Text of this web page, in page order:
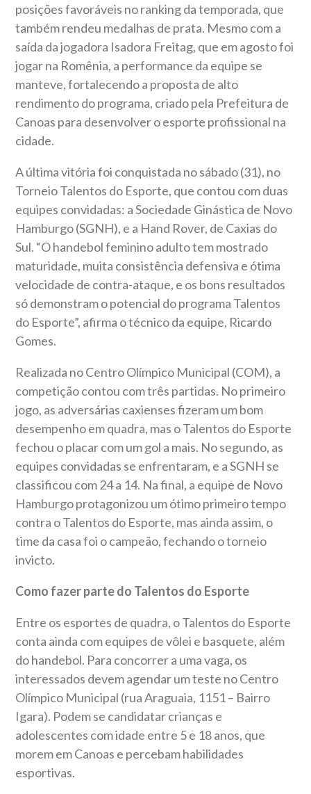
posições favoráveis no ranking da temporada, que
também rendeu medalhas de prata. Mesmo com a
saída da jogadora Isadora Freitag, que em agosto foi
jogar na Romênia, a performance da equipe se
manteve, fortalecendo a proposta de alto
rendimento do programa, criado pela Prefeitura de
Canoas para desenvolver o esporte profissional na
cidade.
A última vitória foi conquistada no sábado (31), no
Torneio Talentos do Esporte, que contou com duas
equipes convidadas: a Sociedade Ginástica de Novo
Hamburgo (SGNH), e a Hand Rover, de Caxias do
Sul. “O handebol feminino adulto tem mostrado
maturidade, muita consistência defensiva e ótima
velocidade de contra-ataque, e os bons resultados
só demonstram o potencial do programa Talentos
do Esporte”, afirma o técnico da equipe, Ricardo
Gomes.
Realizada no Centro Olímpico Municipal (COM), a
competição contou com três partidas. No primeiro
jogo, as adversárias caxienses fizeram um bom
desempenho em quadra, mas o Talentos do Esporte
fechou o placar com um gol a mais. No segundo, as
equipes convidadas se enfrentaram, e a SGNH se
classificou com 24 a 14. Na final, a equipe de Novo
Hamburgo protagonizou um ótimo primeiro tempo
contra o Talentos do Esporte, mas ainda assim, o
time da casa foi o campeão, fechando o torneio
invicto.
Como fazer parte do Talentos do Esporte
Entre os esportes de quadra, o Talentos do Esporte
conta ainda com equipes de vôlei e basquete, além
do handebol. Para concorrer a uma vaga, os
interessados devem agendar um teste no Centro
Olímpico Municipal (rua Araguaia, 1151 – Bairro
Igara). Podem se candidatar crianças e
adolescentes com idade entre 5 e 18 anos, que
morem em Canoas e percebam habilidades
esportivas.